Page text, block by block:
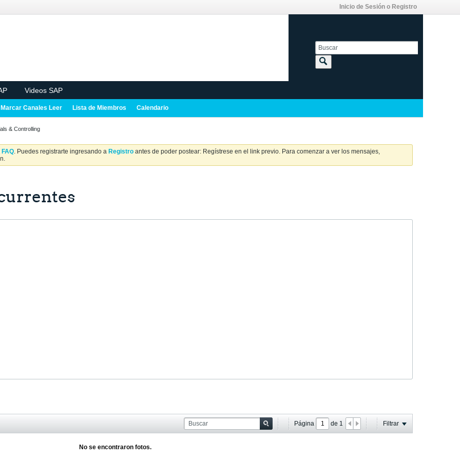
Inicio de Sesión o Registro
Videos SAP
Marcar Canales Leer Lista de Miembros Calendario
& Controlling
FAQ. Puedes registrarte ingresando a Registro antes de poder postear: Regístrese en el link previo. Para comenzar a ver los mensajes,
Página de 1 Filtrar
No se encontraron fotos.